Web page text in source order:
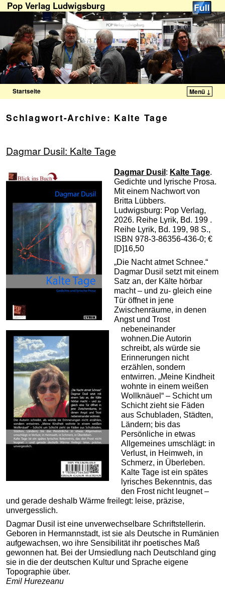
Pop Verlag Ludwigsburg
Startseite Menü ↓
Schlagwort-Archive: Kalte Tage
Dagmar Dusil: Kalte Tage
Dagmar Dusil : Kalte Tage.
Gedichte und lyrische Prosa.
Mit einem Nachwort von
Britta Lübbers.
Ludwigsburg: Pop Verlag,
2026. Reihe Lyrik, Bd. 199 .
Reihe Lyrik, Bd. 199, 98 S.,
ISBN 978-3-86356-436-0; €
[D]16,50
„Die Nacht atmet Schnee.“
Dagmar Dusil setzt mit einem
Satz an, der Kälte hörbar
macht – und zu- gleich eine
Tür öffnet in jene
Zwischenräume, in denen
Angst und Trost
nebeneinander
wohnen.Die Autorin
schreibt, als würde sie
Erinnerungen nicht
erzählen, sondern
entwirren. „Meine Kindheit
wohnte in einem weißen
Wollknäuel“ – Schicht um
Schicht zieht sie Fäden
aus Schubladen, Städten,
Ländern; bis das
Persönliche in etwas
Allgemeines umschlägt: in
Verlust, in Heimweh, in
Schmerz, in Überleben.
Kalte Tage ist ein spätes
lyrisches Bekenntnis, das
den Frost nicht leugnet –
und gerade deshalb Wärme freilegt: leise, präzise,
unvergesslich.
Dagmar Dusil ist eine unverwechselbare Schriftstellerin.
Geboren in Hermannstadt, ist sie als Deutsche in Rumänien
aufgewachsen, wo ihre Sensibilität ihr poetisches Maß
gewonnen hat. Bei der Umsiedlung nach Deutschland ging
sie in die der deutschen Kultur und Sprache eigene
Topographie über.
Emil Hurezeanu